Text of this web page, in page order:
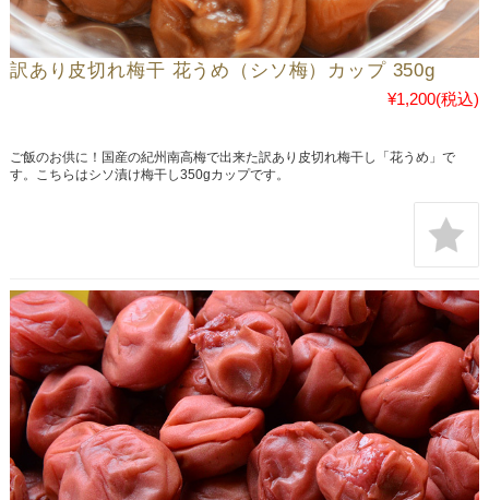
訳あり皮切れ梅干 花うめ（シソ梅）カップ 350g
¥1,200(税込)
ご飯のお供に！国産の紀州南高梅で出来た訳あり皮切れ梅干し「花うめ」で
す。こちらはシソ漬け梅干し350gカップです。